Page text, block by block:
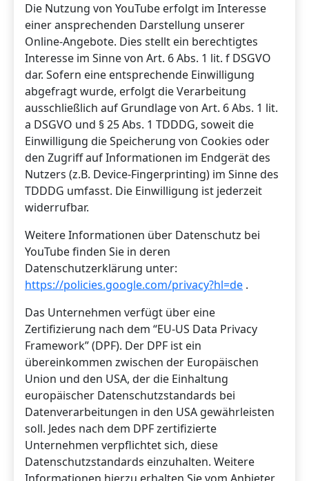
Die Nutzung von YouTube erfolgt im Interesse
einer ansprechenden Darstellung unserer
Online-Angebote. Dies stellt ein berechtigtes
Interesse im Sinne von Art. 6 Abs. 1 lit. f DSGVO
dar. Sofern eine entsprechende Einwilligung
abgefragt wurde, erfolgt die Verarbeitung
ausschließlich auf Grundlage von Art. 6 Abs. 1 lit.
a DSGVO und § 25 Abs. 1 TDDDG, soweit die
Einwilligung die Speicherung von Cookies oder
den Zugriff auf Informationen im Endgerät des
Nutzers (z.B. Device-Fingerprinting) im Sinne des
TDDDG umfasst. Die Einwilligung ist jederzeit
widerrufbar.
Weitere Informationen über Datenschutz bei
YouTube finden Sie in deren
Datenschutzerklärung unter:
https://policies.google.com/privacy?hl=de .
Das Unternehmen verfügt über eine
Zertifizierung nach dem “EU-US Data Privacy
Framework” (DPF). Der DPF ist ein
übereinkommen zwischen der Europäischen
Union und den USA, der die Einhaltung
europäischer Datenschutzstandards bei
Datenverarbeitungen in den USA gewährleisten
soll. Jedes nach dem DPF zertifizierte
Unternehmen verpflichtet sich, diese
Datenschutzstandards einzuhalten. Weitere